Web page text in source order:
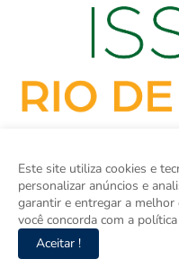
ISSO É RIO DE JANEIRO é
Este site utiliza cookies e
personalizar anúncios e
garantir e entregar a melhor
você concorda com a
Aceitar !